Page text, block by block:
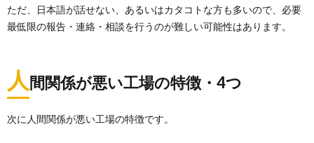
ただ、日本語が話せない、あるいはカタコトな方も多いので、必要
最低限の報告・連絡・相談を行うのが難しい可能性はあります。
人 間関係が悪い工場の特徴・4つ
次に人間関係が悪い工場の特徴です。